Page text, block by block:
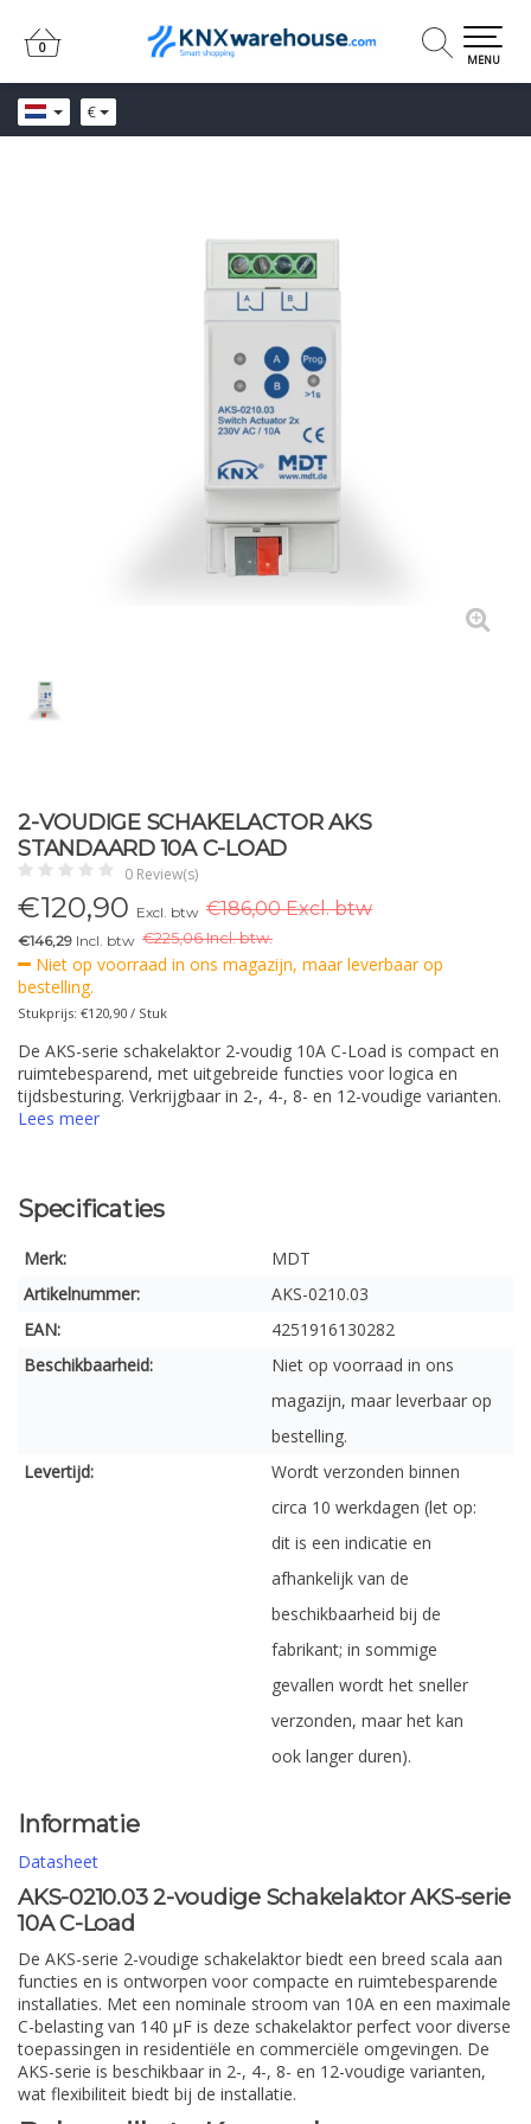
€
0
0
MENU
2-VOUDIGE SCHAKELACTOR AKS
STANDAARD 10A C-LOAD
0 Review(s)
€120,90 Excl. btw €186,00 Excl. btw
€146,29 Incl. btw €225,06 Incl. btw.
Niet op voorraad in ons magazijn, maar leverbaar op
bestelling.
Stukprijs: €120,90 / Stuk
De AKS-serie schakelaktor 2-voudig 10A C-Load is compact en
ruimtebesparend, met uitgebreide functies voor logica en
tijdsbesturing. Verkrijgbaar in 2-, 4-, 8- en 12-voudige varianten.
Lees meer
Specificaties
Merk:
MDT
Artikelnummer:
AKS-0210.03
EAN:
4251916130282
Beschikbaarheid:
Niet op voorraad in ons
magazijn, maar leverbaar op
bestelling.
Levertijd:
Wordt verzonden binnen
circa 10 werkdagen (let op:
dit is een indicatie en
afhankelijk van de
beschikbaarheid bij de
fabrikant; in sommige
gevallen wordt het sneller
verzonden, maar het kan
ook langer duren).
Informatie
Datasheet
AKS-0210.03 2-voudige Schakelaktor AKS-serie
10A C-Load
De AKS-serie 2-voudige schakelaktor biedt een breed scala aan
functies en is ontworpen voor compacte en ruimtebesparende
installaties. Met een nominale stroom van 10A en een maximale
C-belasting van 140 µF is deze schakelaktor perfect voor diverse
toepassingen in residentiële en commerciële omgevingen. De
AKS-serie is beschikbaar in 2-, 4-, 8- en 12-voudige varianten,
wat flexibiliteit biedt bij de installatie.